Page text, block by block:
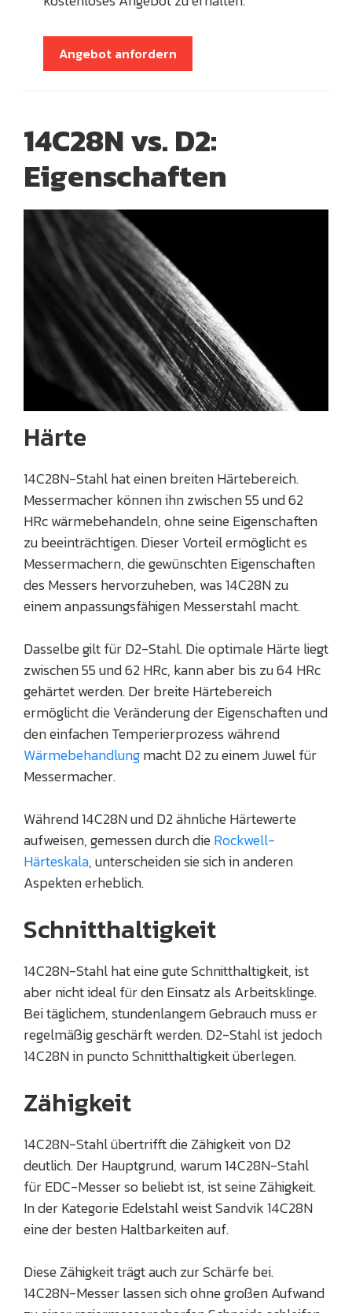
Angebot anfordern
14C28N vs. D2:
Eigenschaften
Härte
14C28N-Stahl hat einen breiten Härtebereich.
Messermacher können ihn zwischen 55 und 62
HRc wärmebehandeln, ohne seine Eigenschaften
zu beeinträchtigen. Dieser Vorteil ermöglicht es
Messermachern, die gewünschten Eigenschaften
des Messers hervorzuheben, was 14C28N zu
einem anpassungsfähigen Messerstahl macht.
Dasselbe gilt für D2-Stahl. Die optimale Härte liegt
zwischen 55 und 62 HRc, kann aber bis zu 64 HRc
gehärtet werden. Der breite Härtebereich
ermöglicht die Veränderung der Eigenschaften und
den einfachen Temperierprozess während
Wärmebehandlungmacht D2 zu einem Juwel für
Messermacher.
Während 14C28N und D2 ähnliche Härtewerte
aufweisen, gemessen durch dieRockwell-
Härteskala, unterscheiden sie sich in anderen
Aspekten erheblich.
Schnitthaltigkeit
14C28N-Stahl hat eine gute Schnitthaltigkeit, ist
aber nicht ideal für den Einsatz als Arbeitsklinge.
Bei täglichem, stundenlangem Gebrauch muss er
regelmäßig geschärft werden. D2-Stahl ist jedoch
14C28N in puncto Schnitthaltigkeit überlegen.
Zähigkeit
14C28N-Stahl übertrifft die Zähigkeit von D2
deutlich. Der Hauptgrund, warum 14C28N-Stahl
für EDC-Messer so beliebt ist, ist seine Zähigkeit.
In der Kategorie Edelstahl weist Sandvik 14C28N
eine der besten Haltbarkeiten auf.
Diese Zähigkeit trägt auch zur Schärfe bei.
14C28N-Messer lassen sich ohne großen Aufwand